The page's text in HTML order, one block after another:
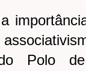
do Polo